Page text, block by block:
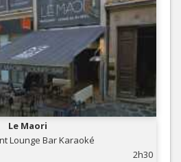
Le Maori
Lounge Bar Karaoké
2h30